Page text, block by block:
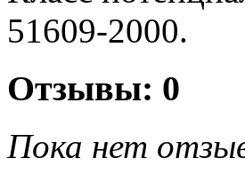
51609-2000.
Отзывы: 0
Пока нет